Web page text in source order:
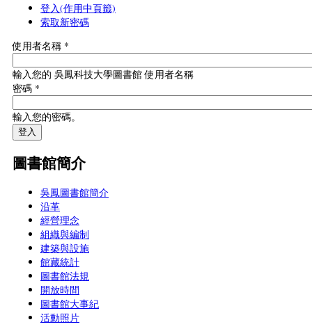
登入(作用中頁籤)
索取新密碼
使用者名稱 *
輸入您的 吳鳳科技大學圖書館 使用者名稱
密碼 *
輸入您的密碼。
圖書館簡介
吳鳳圖書館簡介
沿革
經營理念
組織與編制
建築與設施
館藏統計
圖書館法規
開放時間
圖書館大事紀
活動照片